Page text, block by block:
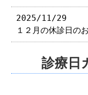
2025/11/29
１２月の休診日の
診療日